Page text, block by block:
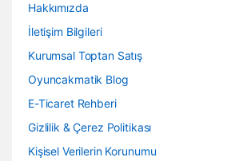
Hakkımızda
İletişim Bilgileri
Kurumsal Toptan Satış
Oyuncakmatik Blog
E-Ticaret Rehberi
Gizlilik & Çerez Politikası
Kişisel Verilerin Korunumu